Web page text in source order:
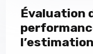
Évaluation